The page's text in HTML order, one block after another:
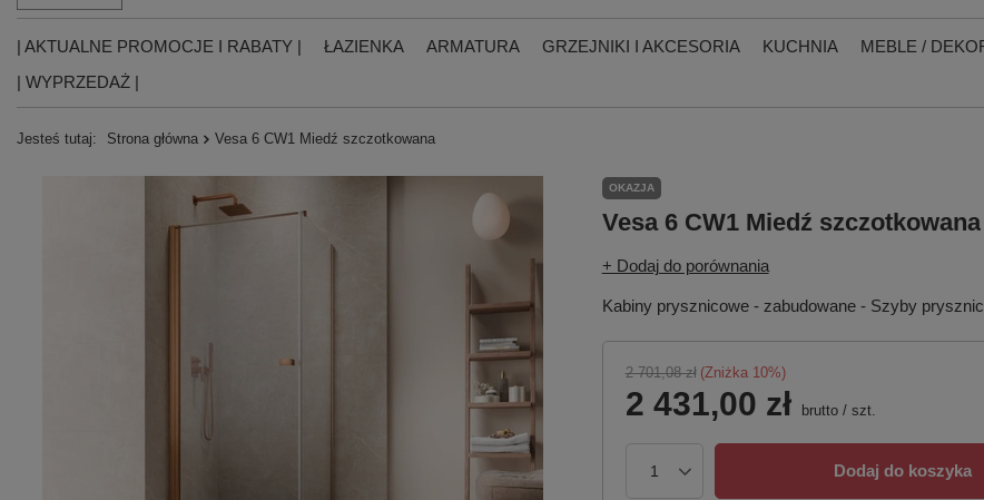
| AKTUALNE PROMOCJE I RABATY | ŁAZIENKA ARMATURA GRZEJNIKI I AKCESORIA KUCHNIA MEBLE /
| WYPRZEDAŻ |
Jesteś tutaj: Strona główna Vesa 6 CW1 Miedź szczotkowana
OKAZJA
Vesa 6 CW1 Miedź szczotkowana
+ Dodaj do porównania
Kabiny prysznicowe - zabudowane - Szyby
2 701,08 zł (Zniżka 10%)
2 431,00 zł brutto/ szt.
Dodaj do koszyka